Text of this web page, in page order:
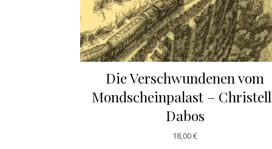
Die Verschwundenen vom
Mondscheinpalast –
Dabos
18,00€